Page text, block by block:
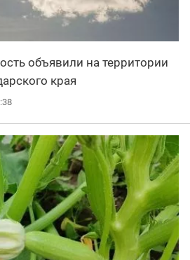
объявили на территории
края